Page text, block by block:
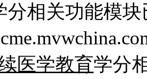
分相关功能模
医学教育学分